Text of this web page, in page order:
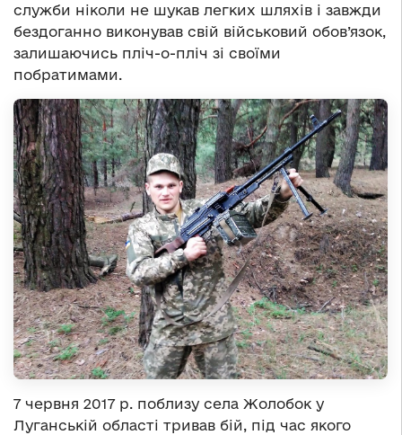
служби ніколи не шукав легких шляхів і завжди
бездоганно виконував свій військовий обов’язок,
залишаючись пліч-о-пліч зі своїми
побратимами.
7 червня 2017 р. поблизу села Жолобок у
Луганській області тривав бій, під час якого